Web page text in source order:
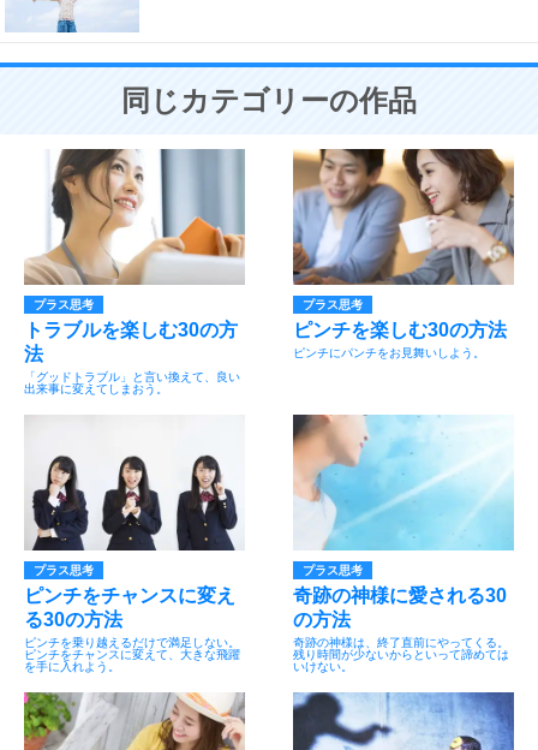
同じカテゴリーの作品
プラス思考
トラブルを楽しむ30の方
法
「グッドトラブル」と言い換えて、良い
出来事に変えてしまおう。
プラス思考
ピンチを楽しむ30の方法
ピンチにパンチをお見舞いしよう。
プラス思考
ピンチをチャンスに変え
る30の方法
ピンチを乗り越えるだけで満足しない。
ピンチをチャンスに変えて、大きな飛躍
を手に入れよう。
プラス思考
奇跡の神様に愛される30
の方法
奇跡の神様は、終了直前にやってくる。
残り時間が少ないからといって諦めては
いけない。